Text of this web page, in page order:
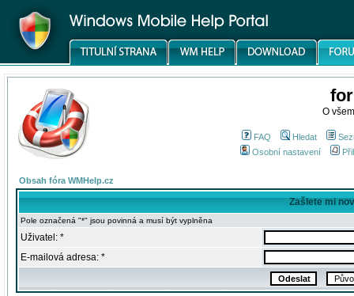
O
FAQ Hledat
Osobní nastavení
Obsah fóra WMHelp.cz
Zašlete mi
Pole označená "*" jsou povinná a musí být vyplněna
Uživatel: *
E-mailová adresa: *